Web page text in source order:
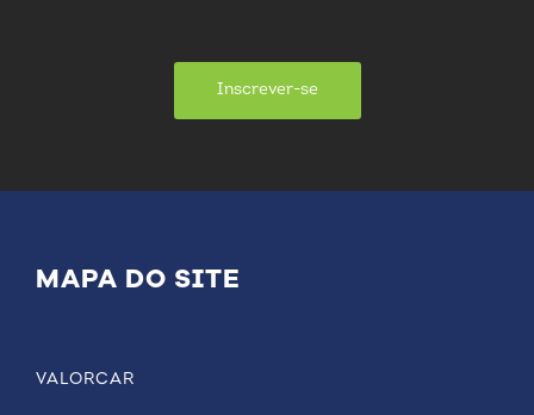
Inscrever-se
MAPA DO SITE
VALORCAR